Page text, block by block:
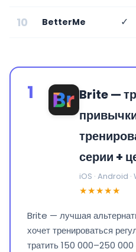
10 BetterMe ✓
1
Brite —
серии +
iOS · Android ·
★★★★★
Brite — лучшая
хочет тренироваться
тратить 150 000–250 000